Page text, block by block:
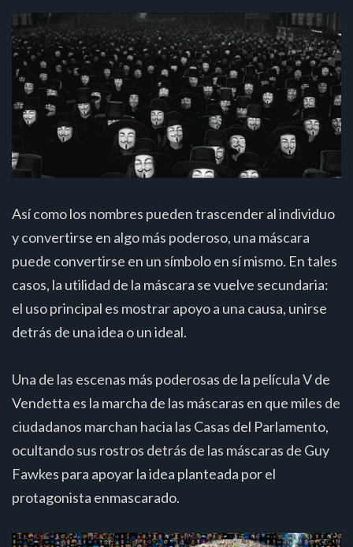
Así como los nombres pueden trascender al individuo
y convertirse en algo más poderoso, una máscara
puede convertirse en un símbolo en sí mismo. En tales
casos, la utilidad de la máscara se vuelve secundaria:
el uso principal es mostrar apoyo a una causa, unirse
detrás de una idea o un ideal.
Una de las escenas más poderosas de la película V de
Vendetta es la marcha de las máscaras en que miles de
ciudadanos marchan hacia las Casas del Parlamento,
ocultando sus rostros detrás de las máscaras de Guy
Fawkes para apoyar la idea planteada por el
protagonista enmascarado.